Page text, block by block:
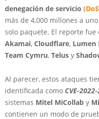
denegación de servicio
más de 4,000 millones a
solo paquete. El reporte
Akamai, Cloudflare, Lumen
Team Cymru, Telus y
Al parecer, estos ataques
identificada como CVE-
sistemas Mitel MiCollab y
contienen un modo de